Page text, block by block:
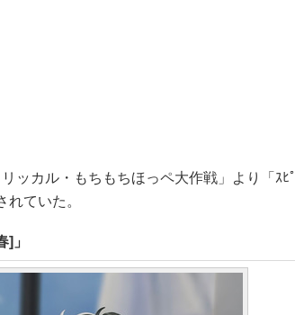
ッカル・もちもちほっペ大作戦」より「ｽﾋﾟ
ていた。
]」